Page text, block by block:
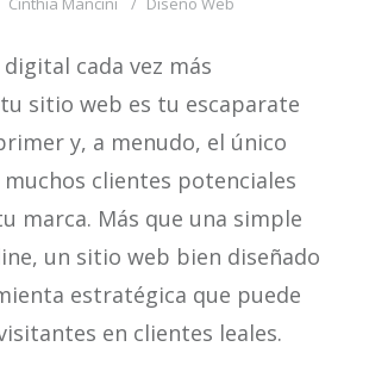
cada vez más
sitio web es tu escaparate
y, a menudo, el único
clientes potenciales
marca. Más que una simple
un sitio web bien diseñado
estratégica que puede
en clientes leales.